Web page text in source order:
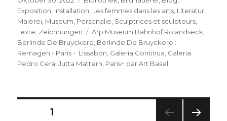
am
Exposition Installation Les femmes dans les arts Literatur
Malerei Museum Personalie Sculptrices et sculpteurs
Texte Zeichnungen Schlagwörter
Arp Museum Bahnhof Rolandseck
Berlinde De Bruyckere Berlinde De Bruyckere :
Remagen - Paris - Lissabon Galeria Continua Galeria
Pedro Cera ,Jutta Mattern Paris+ par Art Basel
Seitennummerierung
SEITE1